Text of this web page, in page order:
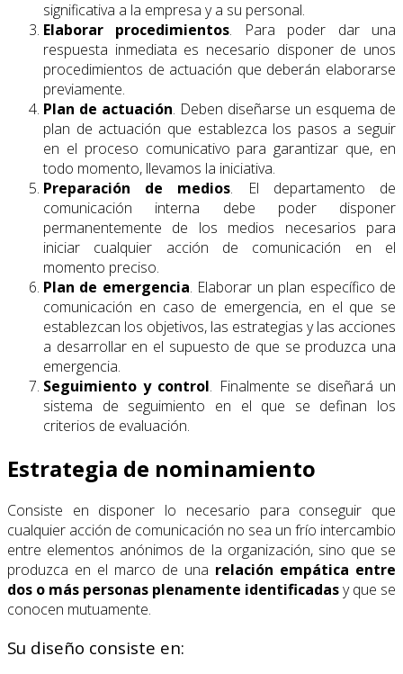
significativa a la empresa y a su personal.
Elaborar procedimientos. Para poder dar una
respuesta inmediata es necesario disponer de unos
procedimientos de actuación que deberán elaborarse
previamente.
Plan de actuación. Deben diseñarse un esquema de
plan de actuación que establezca los pasos a seguir
en el proceso comunicativo para garantizar que, en
todo momento, llevamos la iniciativa.
Preparación de medios. El departamento de
comunicación interna debe poder disponer
permanentemente de los medios necesarios para
iniciar cualquier acción de comunicación en el
momento preciso.
Plan de emergencia. Elaborar un plan específico de
comunicación en caso de emergencia, en el que se
establezcan los objetivos, las estrategias y las acciones
a desarrollar en el supuesto de que se produzca una
emergencia.
Seguimiento y control. Finalmente se diseñará un
sistema de seguimiento en el que se definan los
criterios de evaluación.
Estrategia de nominamiento
Consiste en disponer lo necesario para conseguir que
cualquier acción de comunicación no sea un frío intercambio
entre elementos anónimos de la organización, sino que se
produzca en el marco de una relación empática entre
dos o más personas plenamente identificadasy que se
conocen mutuamente.
Su diseño consiste en: